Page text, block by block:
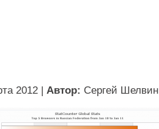
2012 | Автор: Сергей Шелвин